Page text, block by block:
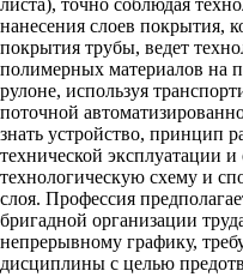
нанесения слоев покрытия,
покрытия трубы, ведет
полимерных материалов на
рулоне, используя
поточной
знать устройство, принцип
технической эксплуатации
технологическую схему и
слоя. Профессия
бригадной организации
непрерывному графику,
дисциплины с целью